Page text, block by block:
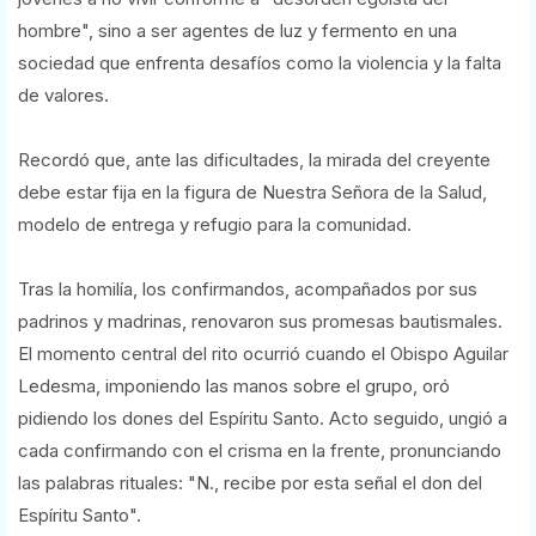
hombre", sino a ser agentes de luz y fermento en una
sociedad que enfrenta desafíos como la violencia y la falta
de valores.
Recordó que, ante las dificultades, la mirada del creyente
debe estar fija en la figura de Nuestra Señora de la Salud,
modelo de entrega y refugio para la comunidad.
Tras la homilía, los confirmandos, acompañados por sus
padrinos y madrinas, renovaron sus promesas bautismales.
El momento central del rito ocurrió cuando el Obispo Aguilar
Ledesma, imponiendo las manos sobre el grupo, oró
pidiendo los dones del Espíritu Santo. Acto seguido, ungió a
cada confirmando con el crisma en la frente, pronunciando
las palabras rituales: "N., recibe por esta señal el don del
Espíritu Santo".